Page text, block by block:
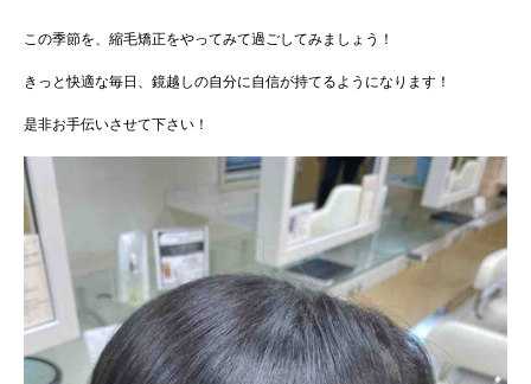
この季節を、縮毛矯正をやってみて過ごしてみましょう！
きっと快適な毎日、鏡越しの自分に自信が持てるようになります！
是非お手伝いさせて下さい！